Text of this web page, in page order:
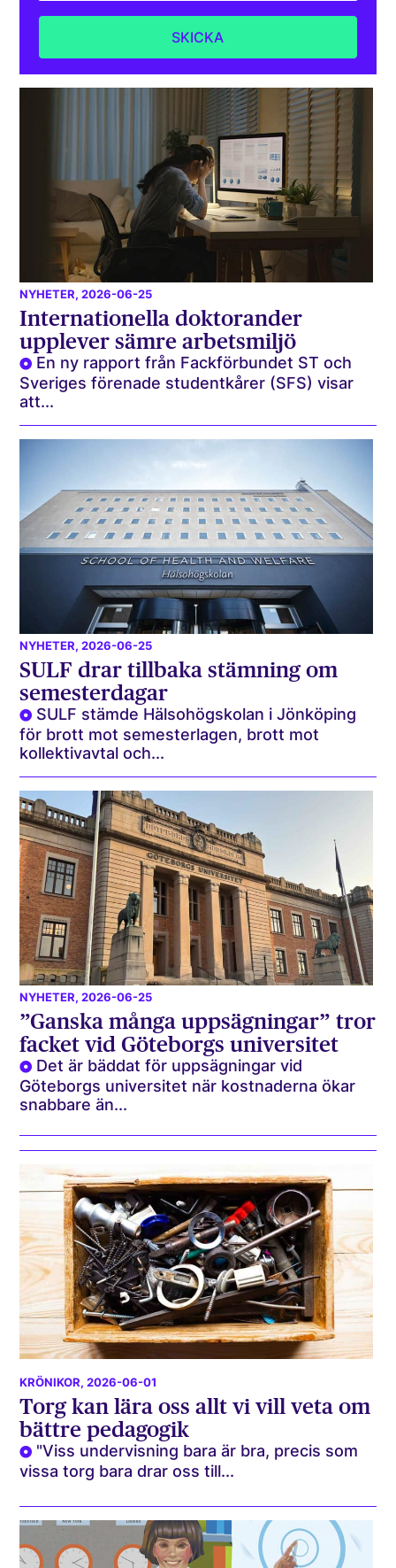
NYHETER, 2026-06-25
Internationella doktorander
upplever sämre arbetsmiljö
En ny rapport från Fackförbundet ST och
Sveriges förenade studentkårer (SFS) visar
att...
NYHETER, 2026-06-25
SULF drar tillbaka stämning om
semesterdagar
SULF stämde Hälsohögskolan i Jönköping
för brott mot semesterlagen, brott mot
kollektivavtal och...
NYHETER, 2026-06-25
”Ganska många uppsägningar” tror
facket vid Göteborgs universitet
Det är bäddat för uppsägningar vid
Göteborgs universitet när kostnaderna ökar
snabbare än...
KRÖNIKOR, 2026-06-01
Torg kan lära oss allt vi vill veta om
bättre pedagogik
"Viss undervisning bara är bra, precis som
vissa torg bara drar oss till...